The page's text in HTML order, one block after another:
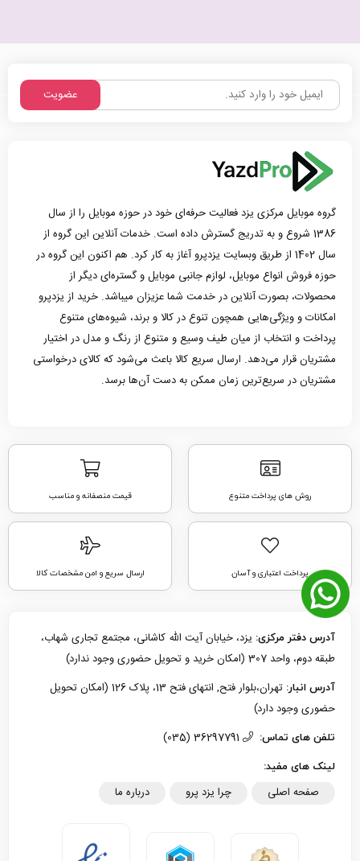
عضویت
گروه موبایل مرکزی یزد فعالیت حرفه‌ای خود در حوزه موبایل را از سال
1386 شروع و به تدریج گسترش داده است. خدمات آنلاین این گروه از
سال 1402 از طریق وبسایت یزدپرو آغاز به کار کرد. هم اکنون این گروه در
حوزه فروش انواع موبایل، لوازم جانبی موبایل و گستره‌ای دیگر از
محصولات، بصورت آنلاین در خدمت شما عزیزان میباشد. خرید از یزدپرو
امکانات و ویژگی‌هایی همچون تنوع در کالا و برند، شیوه‌های متنوع
پرداخت و انتخاب از میان طیف وسیع و متنوع از رنگ و مدل در اختیار
مشتریان قرار می‌دهد. ارسال سریع کالا باعث می‌شود که کالای درخواستی
مشتریان در سریع‌ترین زمان ممکن به دست آن‌ها برسد.
روش های پرداخت متنوع قیمت منصفانه و مناسب
پرداخت اعتباری و آسان ارسال سریع و امن مشخصات کالا
آدرس دفتر مرکزی: یزد، خیابان آیت الله کاشانی، مجتمع تجاری شهاب،
طبقه دوم، واحد 307 (امکان خرید و تحویل حضوری وجود ندارد)
آدرس انبار:
تهران،بلوار فتح, انتهای فتح 13، پلاک 126 (امکان تحویل
حضوری وجود دارد)
تلفن های تماس:
لینک های مفید:
صفحه اصلی چرا یزد پرو درباره ما